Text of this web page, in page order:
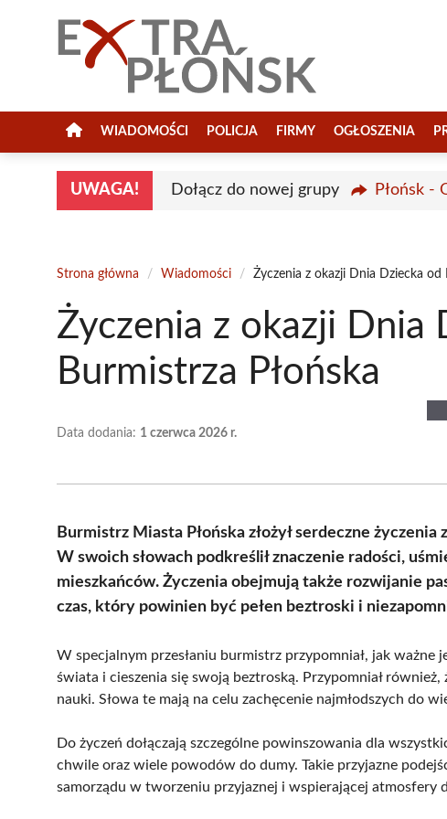
WIADOMOŚCI POLICJA FIRMY OGŁOSZENIA
UWAGA! Dołącz do nowej grupy Płońsk -
Strona główna / Wiadomości / Życzenia z okazji Dnia Dziecka od
Życzenia z okazji Dnia
Burmistrza Płońska
Data dodania: 1 czerwca 2026 r.
Burmistrz Miasta Płońska złożył serdeczne
W swoich słowach podkreślił znaczenie radości,
mieszkańców. Życzenia obejmują także rozwijanie
czas, który powinien być pełen beztroski i
W specjalnym przesłaniu burmistrz przypomniał, jak
świata i cieszenia się swoją beztroską. Przypomniał
nauki. Słowa te mają na celu zachęcenie najmłodszych do
Do życzeń dołączają szczególne powinszowania dla
chwile oraz wiele powodów do dumy. Takie przyjazne
samorządu w tworzeniu przyjaznej i wspierającej atmosfery